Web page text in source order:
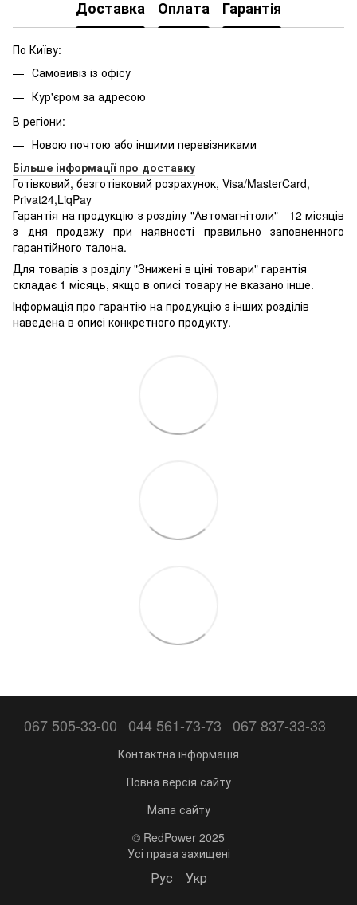
Доставка Оплата Гарантія
По Київу:
Самовивіз із офісу
Кур'єром за адресою
В регіони:
Новою почтою або іншими перевізниками
Більше інформації про доставку
Готівковий, безготівковий розрахунок, Visa/MasterCard,
Privat24,LiqPay
Гарантія на продукцію з розділу "Автомагнітоли" - 12 місяців
з дня продажу при наявності правильно заповненного
гарантійного талона.
Для товарів з розділу "Знижені в ціні товари" гарантія
складає 1 місяць, якщо в описі товару не вказано інше.
Інформація про гарантію на продукцію з інших розділів
наведена в описі конкретного продукту.
067 505-33-00 044 561-73-73 067 837-33-33
Контактна інформація
Повна версія сайту
Мапа сайту
© RedPower 2025
Усі права захищені
Рус Укр